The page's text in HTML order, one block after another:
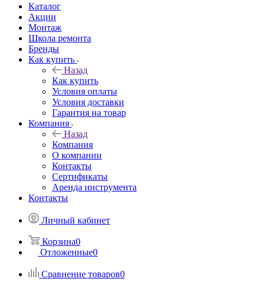
Каталог
Акции
Монтаж
Школа ремонта
Бренды
Как купить
Назад
Как купить
Условия оплаты
Условия доставки
Гарантия на товар
Компания
Назад
Компания
О компании
Контакты
Сертификаты
Аренда инструмента
Контакты
Личный кабинет
Корзина0
Отложенные0
Сравнение товаров0